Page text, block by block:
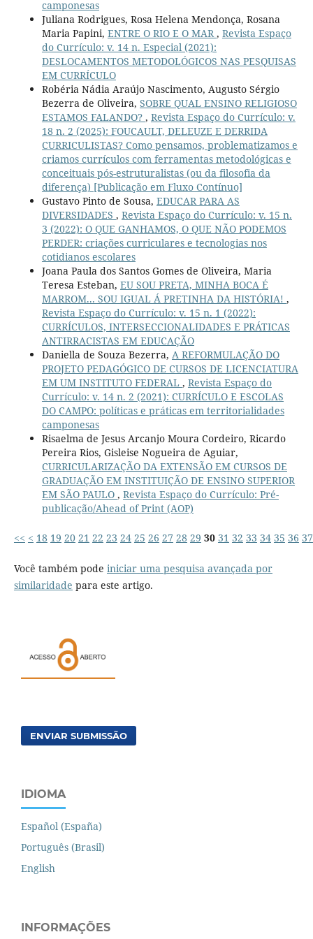
camponesas
Juliana Rodrigues, Rosa Helena Mendonça, Rosana
Maria Papini, ENTRE O RIO E O MAR , Revista Espaço
do Currículo: v. 14 n. Especial (2021):
DESLOCAMENTOS METODOLÓGICOS NAS PESQUISAS
EM CURRÍCULO
Robéria Nádia Araújo Nascimento, Augusto Sérgio
Bezerra de Oliveira, SOBRE QUAL ENSINO RELIGIOSO
ESTAMOS FALANDO? , Revista Espaço do Currículo: v.
18 n. 2 (2025): FOUCAULT, DELEUZE E DERRIDA
CURRICULISTAS? Como pensamos, problematizamos e
criamos currículos com ferramentas metodológicas e
conceituais pós-estruturalistas (ou da filosofia da
diferença) [Publicação em Fluxo Contínuo]
Gustavo Pinto de Sousa, EDUCAR PARA AS
DIVERSIDADES , Revista Espaço do Currículo: v. 15 n.
3 (2022): O QUE GANHAMOS, O QUE NÃO PODEMOS
PERDER: criações curriculares e tecnologias nos
cotidianos escolares
Joana Paula dos Santos Gomes de Oliveira, Maria
Teresa Esteban, EU SOU PRETA, MINHA BOCA É
MARROM... SOU IGUAL Á PRETINHA DA HISTÓRIA! ,
Revista Espaço do Currículo: v. 15 n. 1 (2022):
CURRÍCULOS, INTERSECCIONALIDADES E PRÁTICAS
ANTIRRACISTAS EM EDUCAÇÃO
Daniella de Souza Bezerra, A REFORMULAÇÃO DO
PROJETO PEDAGÓGICO DE CURSOS DE LICENCIATURA
EM UM INSTITUTO FEDERAL , Revista Espaço do
Currículo: v. 14 n. 2 (2021): CURRÍCULO E ESCOLAS
DO CAMPO: políticas e práticas em territorialidades
camponesas
Risaelma de Jesus Arcanjo Moura Cordeiro, Ricardo
Pereira Rios, Gisleise Nogueira de Aguiar,
CURRICULARIZAÇÃO DA EXTENSÃO EM CURSOS DE
GRADUAÇÃO EM INSTITUIÇÃO DE ENSINO SUPERIOR
EM SÃO PAULO , Revista Espaço do Currículo: Pré-
publicação/Ahead of Print (AOP)
<< < 18 19 20 21 22 23 24 25 26 27 28 29 30 31 32 33 34 35 36 37
Você também pode iniciar uma pesquisa avançada por
similaridade para este artigo.
ENVIAR SUBMISSÃO
IDIOMA
Español (España)
Português (Brasil)
English
INFORMAÇÕES